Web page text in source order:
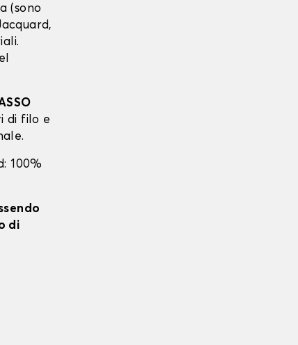
(sono
di filo e
100%
di